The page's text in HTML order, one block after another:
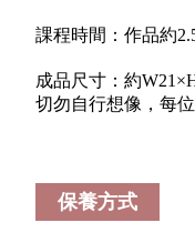
課程時間：作品約
成品尺寸：約
切勿自行想像，每
保養方式